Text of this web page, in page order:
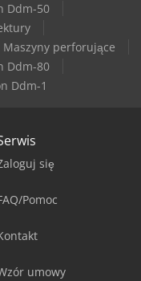
Ddm-50
Maszyny perforujące
Ddm-80
Ddm-1
się
Pomoc
umowy